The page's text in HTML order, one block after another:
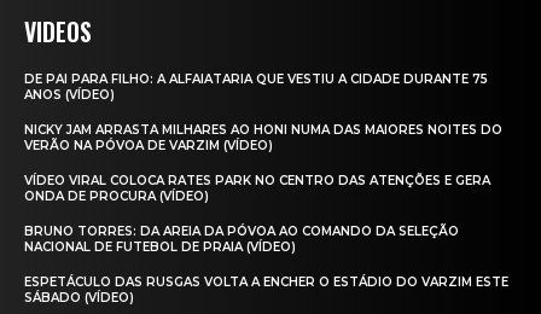
VIDEOS
DE PAI PARA FILHO: A ALFAIATARIA QUE VESTIU A CIDADE DURANTE 75
ANOS (VÍDEO)
NICKY JAM ARRASTA MILHARES AO HONI NUMA DAS MAIORES NOITES DO
VERÃO NA PÓVOA DE VARZIM (VÍDEO)
VÍDEO VIRAL COLOCA RATES PARK NO CENTRO DAS ATENÇÕES E GERA
ONDA DE PROCURA (VÍDEO)
BRUNO TORRES: DA AREIA DA PÓVOA AO COMANDO DA SELEÇÃO
NACIONAL DE FUTEBOL DE PRAIA (VÍDEO)
ESPETÁCULO DAS RUSGAS VOLTA A ENCHER O ESTÁDIO DO VARZIM ESTE
SÁBADO (VÍDEO)